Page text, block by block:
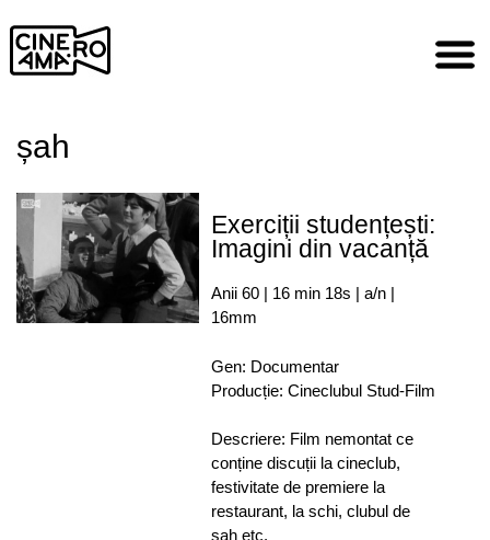
Skip
content
șah
Exerciții studențești:
Imagini din vacanță
Anii 60 | 16 min 18s | a/n |
16mm
Gen: Documentar
Producție: Cineclubul Stud-Film
Descriere: Film nemontat ce
conține discuții la cineclub,
festivitate de premiere la
restaurant, la schi, clubul de
șah etc.